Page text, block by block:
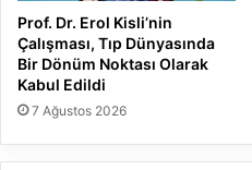
Prof. Dr. Erol Kisli’nin
Çalışması, Tıp Dünyasında
Bir Dönüm Noktası Olarak
Kabul Edildi
7 Ağustos 2026